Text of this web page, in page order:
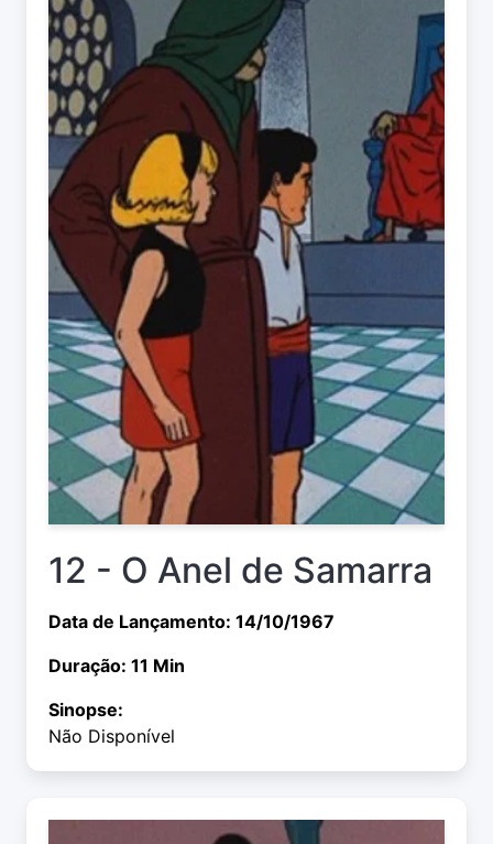
12 - O Anel de Samarra
Data de Lançamento: 14/10/1967
Duração: 11 Min
Sinopse:
Não Disponível